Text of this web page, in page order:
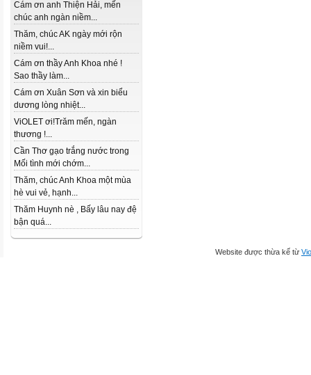
Cám ơn anh Thiện Hải, mến
chúc anh ngàn niềm...
Thăm, chúc AK ngày mới rộn
niềm vui!...
Cám ơn thầy Anh Khoa nhé !
Sao thầy làm...
Cám ơn Xuân Sơn và xin biểu
dương lòng nhiệt...
ViOLET ơi!Trăm mến, ngàn
thương !...
Cần Thơ gạo trắng nước trong
Mối tình mới chớm...
Thăm, chúc Anh Khoa một mùa
hè vui vẻ, hạnh...
Thăm Huynh nè , Bấy lâu nay đệ
bận quá...
Website được thừa kế từ